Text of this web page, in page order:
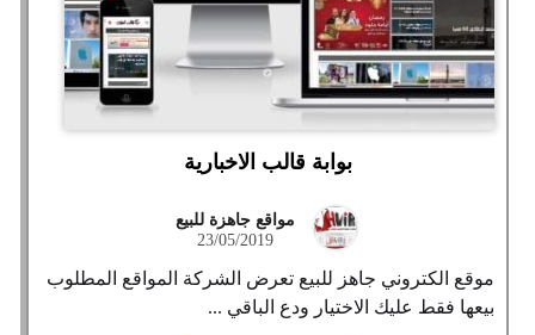
بوابة قالب الاخبارية
مواقع جاهزة للبيع
23/05/2019
موقع الكتروني جاهز للبيع تعرض الشركة المواقع المطلوب
بيعها فقط عليك الاختيار ودع الباقي ...